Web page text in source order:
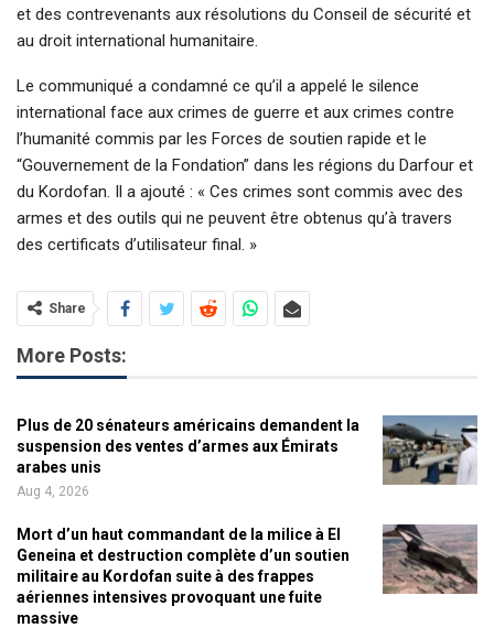
et des contrevenants aux résolutions du Conseil de sécurité et
au droit international humanitaire.
Le communiqué a condamné ce qu’il a appelé le silence
international face aux crimes de guerre et aux crimes contre
l’humanité commis par les Forces de soutien rapide et le
“Gouvernement de la Fondation” dans les régions du Darfour et
du Kordofan. Il a ajouté : « Ces crimes sont commis avec des
armes et des outils qui ne peuvent être obtenus qu’à travers
des certificats d’utilisateur final. »
Share
More Posts:
Plus de 20 sénateurs américains demandent la
suspension des ventes d’armes aux Émirats
arabes unis
Aug 4, 2026
Mort d’un haut commandant de la milice à El
Geneina et destruction complète d’un soutien
militaire au Kordofan suite à des frappes
aériennes intensives provoquant une fuite
massive